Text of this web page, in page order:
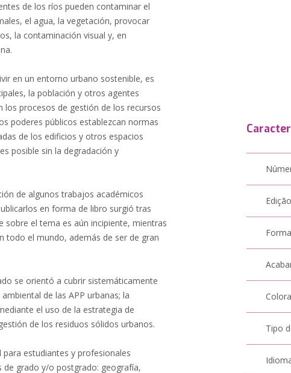
de los ríos pueden contaminar el
el agua, la vegetación, provocar
la contaminación visual y, en
en un entorno urbano sostenible, es
la población y otros agentes
procesos de gestión de los recursos
poderes públicos establezcan normas
de los edificios y otros espacios
posible sin la degradación y
de algunos trabajos académicos
en forma de libro surgió tras
sobre el tema es aún incipiente, mientras
todo el mundo, además de ser de gran
se orientó a cubrir sistemáticamente
de las APP urbanas; la
el uso de la estrategia de
de los residuos sólidos urbanos.
estudiantes y profesionales
de grado y/o postgrado: geografía,
Edição
Tipo